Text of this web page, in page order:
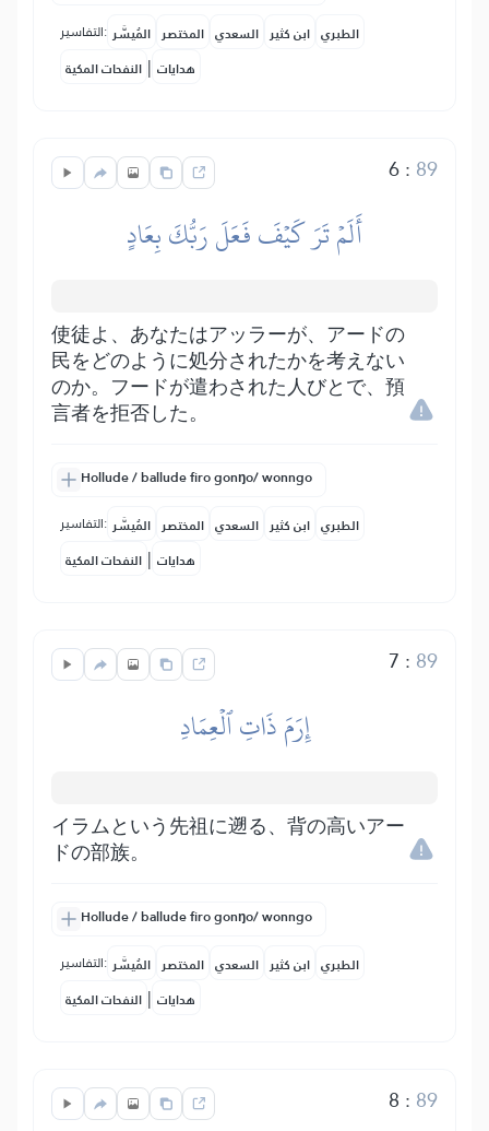
التفاسير: المُيسَّر المختصر السعدي ابن كثير الطبري
النفحات المكية | هدايات
6: 89
أَلَمۡ تَرَ كَيۡفَ فَعَلَ رَبُّكَ بِعَادٍ
使徒よ、あなたはアッラーが、アードの
民をどのように処分されたかを考えない
のか。フードが遣わされた人びとで、預
言者を拒否した。
Hollude / ballude firo gonŋo/ wonngo
التفاسير: المُيسَّر المختصر السعدي ابن كثير الطبري
النفحات المكية | هدايات
7 : 89
إِرَمَ ذَاتِ ٱلۡعِمَادِ
イラムという先祖に遡る、背の高いアー
ドの部族。
Hollude / ballude firo gonŋo/ wonngo
التفاسير: المُيسَّر المختصر السعدي ابن كثير الطبري
النفحات المكية | هدايات
8 : 89